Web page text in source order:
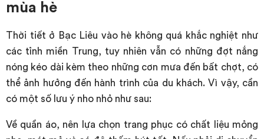
mùa hè
Thời tiết ở Bạc Liêu vào hè không quá khắc nghiệt như
các tỉnh miền Trung, tuy nhiên vẫn có những đợt nắng
nóng kéo dài kèm theo những cơn mưa đến bất chợt, có
thể ảnh hưởng đến hành trình của du khách. Vì vậy, cần
có một số lưu ý nho nhỏ như sau:
Về quần áo, nên lựa chọn trang phục có chất liệu mỏng